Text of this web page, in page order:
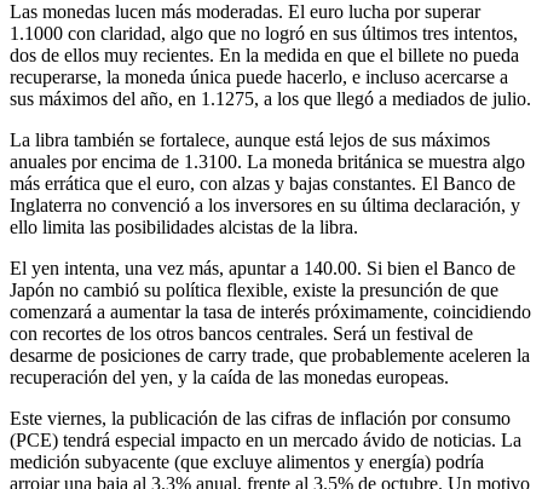
Las monedas lucen más moderadas. El euro lucha por superar
1.1000 con claridad, algo que no logró en sus últimos tres intentos,
dos de ellos muy recientes. En la medida en que el billete no pueda
recuperarse, la moneda única puede hacerlo, e incluso acercarse a
sus máximos del año, en 1.1275, a los que llegó a mediados de julio.
La libra también se fortalece, aunque está lejos de sus máximos
anuales por encima de 1.3100. La moneda británica se muestra algo
más errática que el euro, con alzas y bajas constantes. El Banco de
Inglaterra no convenció a los inversores en su última declaración, y
ello limita las posibilidades alcistas de la libra.
El yen intenta, una vez más, apuntar a 140.00. Si bien el Banco de
Japón no cambió su política flexible, existe la presunción de que
comenzará a aumentar la tasa de interés próximamente, coincidiendo
con recortes de los otros bancos centrales. Será un festival de
desarme de posiciones de carry trade, que probablemente aceleren la
recuperación del yen, y la caída de las monedas europeas.
Este viernes, la publicación de las cifras de inflación por consumo
(PCE) tendrá especial impacto en un mercado ávido de noticias. La
medición subyacente (que excluye alimentos y energía) podría
arrojar una baja al 3.3% anual, frente al 3.5% de octubre. Un motivo